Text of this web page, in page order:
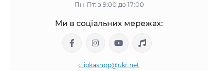
Пн-Пт: з 9:00 до 17:00
Ми в соціальних мережах:
clipkashop@ukr.net